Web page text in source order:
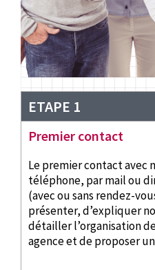
ETAPE 1
Premier contact
Le premier contact avec
téléphone, par mail ou
(avec ou sans rendez-
présenter, d’expliquer
détailler l’organisation
agence et de proposer